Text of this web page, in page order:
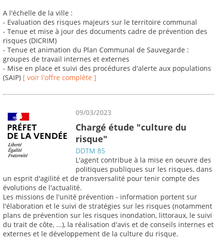
A l'échelle de la ville :
- Evaluation des risques majeurs sur le territoire communal
- Tenue et mise à jour des documents cadre de prévention des
risques (DICRIM)
- Tenue et animation du Plan Communal de Sauvegarde :
groupes de travail internes et externes
- Mise en place et suivi des procédures d'alerte aux populations
(SAIP) [ voir l'offre complète ]
09/03/2023
Chargé étude "culture du
risque"
DDTM 85
L'agent contribue à la mise en oeuvre des
politiques publiques sur les risques, dans
un esprit d'agilité et de transversalité pour tenir compte des
évolutions de l'actualité.
Les missions de l'unité prévention - information portent sur
l'élaboration et le suivi de stratégies sur les risques (notamment
plans de prévention sur les risques inondation, littoraux, le suivi
du trait de côte, ...), la réalisation d'avis et de conseils internes et
externes et le développement de la culture du risque.